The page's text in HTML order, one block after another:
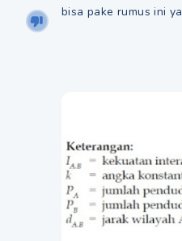
bisa pake rumus ini ya